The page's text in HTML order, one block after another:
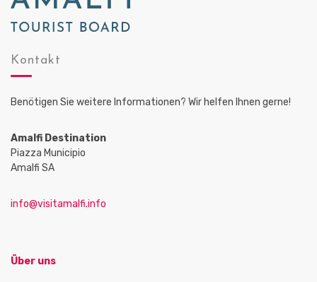
Kontakt
Benötigen Sie weitere Informationen? Wir helfen Ihnen gerne!
Amalfi Destination
Piazza Municipio
Amalfi SA
info@visitamalfi.info
Über uns